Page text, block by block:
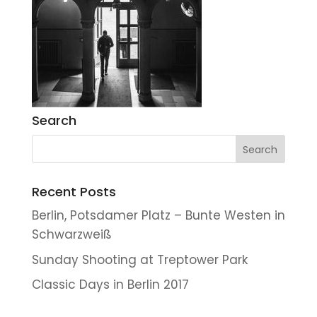
Search
Recent Posts
Berlin, Potsdamer Platz – Bunte Westen in
Schwarzweiß
Sunday Shooting at Treptower Park
Classic Days in Berlin 2017